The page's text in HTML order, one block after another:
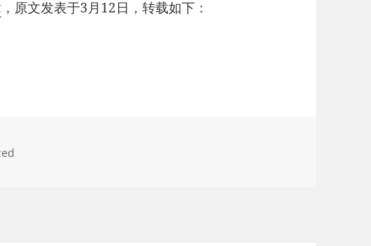
，原文发表于3月12日，转载如下：